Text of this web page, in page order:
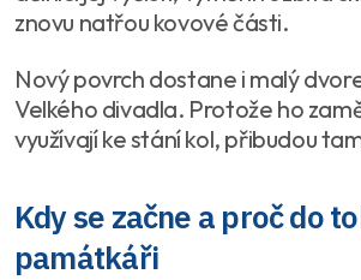
znovu natřou kovové části.
Nový povrch dostane i malý
Velkého divadla. Protože ho
využívají ke stání kol, přibudou
Kdy se začne a proč do
památkáři